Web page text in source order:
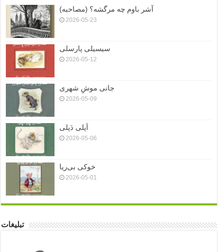
آشر باوم چه مرگشه؟ (مصاحبه)
2026-05-23
سیسیلی پارسلی
2026-05-12
جانی موشِ شهری
2026-05-09
اَپلی دَپلی
2026-05-06
خوکی بی‌ریا
2026-05-01
تبلیغات